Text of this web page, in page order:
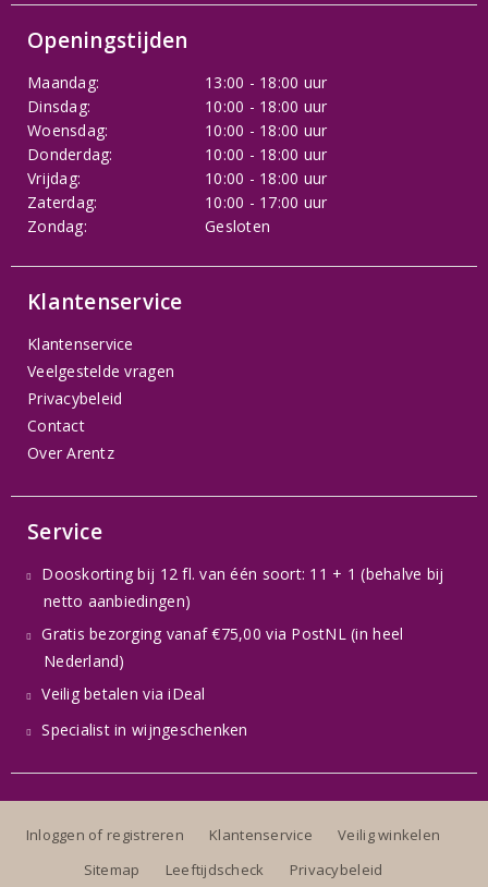
Openingstijden
Maandag:
13:00 - 18:00 uur
Dinsdag:
10:00 - 18:00 uur
Woensdag:
10:00 - 18:00 uur
Donderdag:
10:00 - 18:00 uur
Vrijdag:
10:00 - 18:00 uur
Zaterdag:
10:00 - 17:00 uur
Zondag:
Gesloten
Klantenservice
Klantenservice
Veelgestelde vragen
Privacybeleid
Contact
Over Arentz
Service
Dooskorting bij 12 fl. van één soort: 11 + 1 (behalve bij
netto aanbiedingen)
Gratis bezorging vanaf €75,00 via PostNL (in heel
Nederland)
Veilig betalen via iDeal
Specialist in wijngeschenken
Inloggen of registreren Klantenservice
Veilig winkelen
Sitemap
Leeftijdscheck Privacybeleid